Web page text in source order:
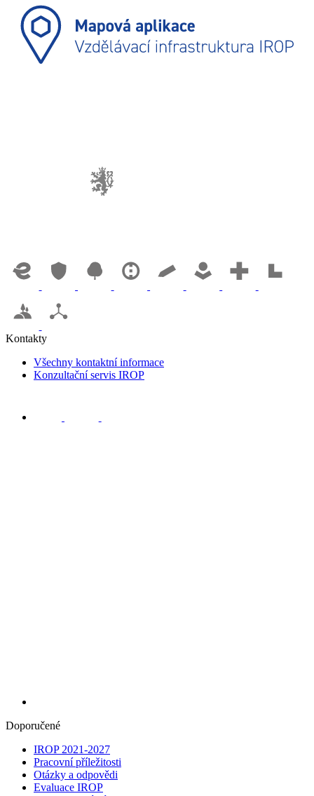
Kontakty
Všechny kontaktní informace
Konzultační servis IROP
Doporučené
IROP 2021-2027
Pracovní příležitosti
Otázky a odpovědi
Evaluace IROP